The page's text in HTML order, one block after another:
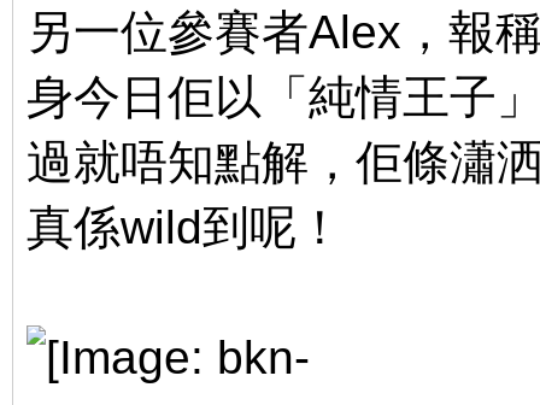
另一位參賽者Alex，報
身今日佢以「純情王子
過就唔知點解，佢條瀟
真係wild到呢！